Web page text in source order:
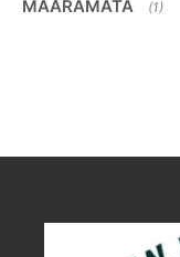
MÄÄRAMATA (1)